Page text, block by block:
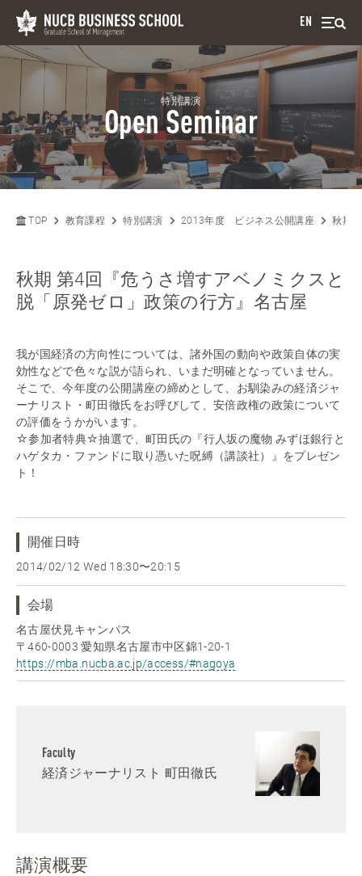
EN
特別講演
Open Seminar
TOP 教育課程 特別講演 2013年度 ビジネス公開講座 秋期
秋期 第4回『危うさ増すアベノミクスと
脱「原発ゼロ」政策の行方』名古屋
我が国経済の方向性については、諸外国の動向や政策自体の実
効性などで色々な説が語られ、いまだ明確となっていません。
そこで、今年度の公開講座の締めとして、お馴染みの経済ジャ
ーナリスト・町田徹氏をお呼びして、安倍政権の政策について
の評価をうかがいます。
☆参加者特典☆抽選で、町田氏の『行人坂の魔物 みずほ銀行と
ハゲタカ・ファンドに取り憑いた呪縛（講談社）』をプレゼン
ト！
開催日時
2014/02/12 Wed 18:30〜20:15
会場
名古屋伏見キャンパス
〒460-0003 愛知県名古屋市中区錦1-20-1
https://mba.nucba.ac.jp/access/#nagoya
Faculty
経済ジャーナリスト 町田徹氏
講演概要